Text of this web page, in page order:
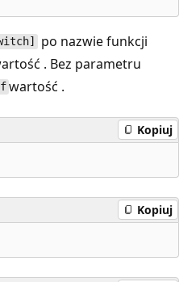
po nazwie funkcji
. Bez parametru
wartość .
Kopiuj
Kopiuj